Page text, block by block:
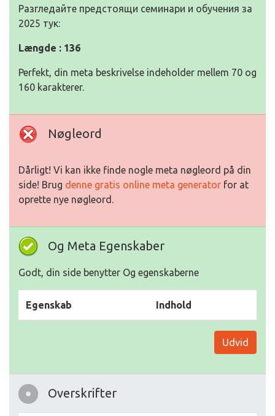
Разгледайте предстоящи семинари и обучения за
2025 тук:
Længde : 136
Perfekt, din meta beskrivelse indeholder mellem 70 og
160 karakterer.
Nøgleord
Dårligt! Vi kan ikke finde nogle meta nøgleord på din
side! Brug denne gratis online meta generator for at
oprette nye nøgleord.
Og Meta Egenskaber
Godt, din side benytter Og egenskaberne
Egenskab Indhold
Udvid
Overskrifter